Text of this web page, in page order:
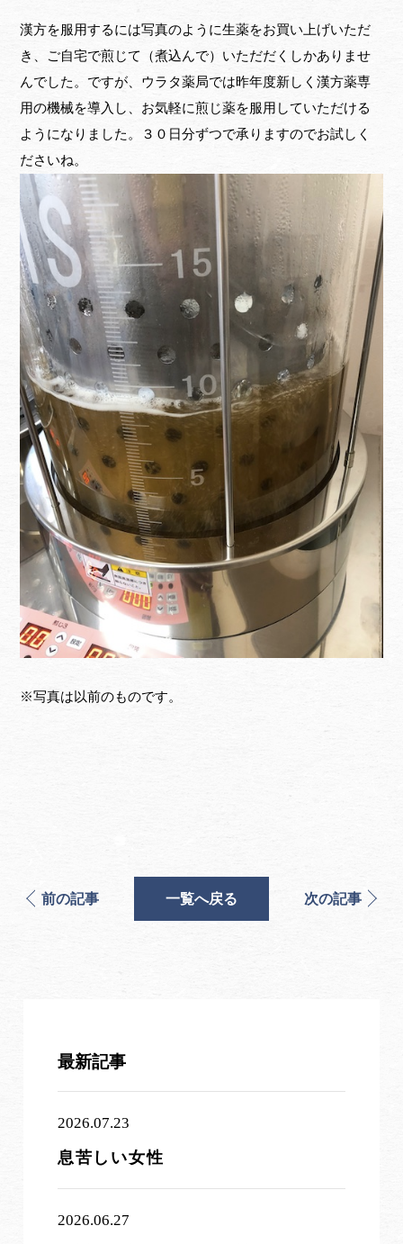
漢方を服用するには写真のように生薬をお買い上げいただ
き、ご自宅で煎じて（煮込んで）いただだくしかありませ
んでした。ですが、ウラタ薬局では昨年度新しく漢方薬専
用の機械を導入し、お気軽に煎じ薬を服用していただける
ようになりました。３０日分ずつで承りますのでお試しく
ださいね。
※写真は以前のものです。
前の記事 一覧へ戻る 次の記事
最新記事
2026.07.23
息苦しい女性
2026.06.27